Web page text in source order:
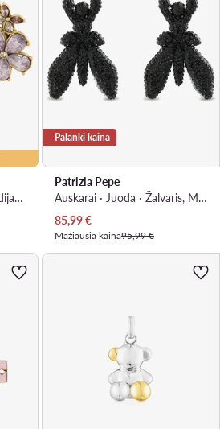
Auskarai · Auksinė · Nerūdijantis plienas
Palanki kaina
Patrizia Pepe
Auskarai · Juoda · Žalvaris, Metalas
Dabartinė kaina
85,99€
Mažiausia kaina95,99 €